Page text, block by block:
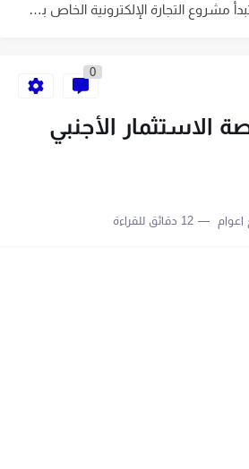
اكتب اسمًا جذابًا لمتجرك الإلكتروني باتباع 7 خطوات
0
الاستثمار الأجنبي
12 دقائق للقراءة